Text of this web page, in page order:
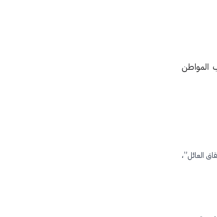
المواطن
العائل”،